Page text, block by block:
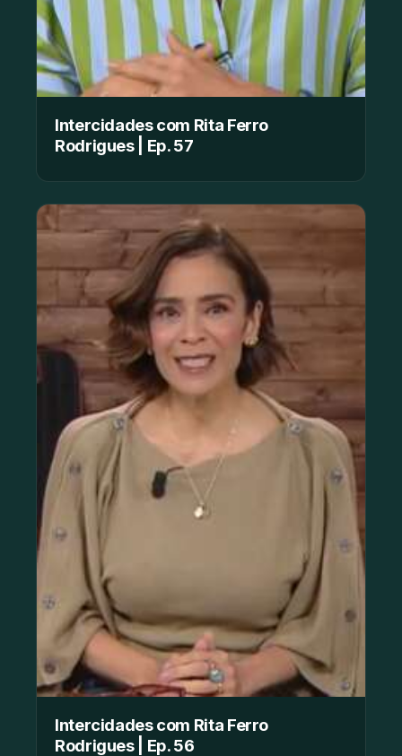
Intercidades com Rita Ferro
Rodrigues | Ep. 57
Intercidades com Rita Ferro
Rodrigues | Ep. 56